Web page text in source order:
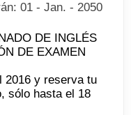
01 - Jan. - 2050
2016 y reserva tu
sólo hasta el 18